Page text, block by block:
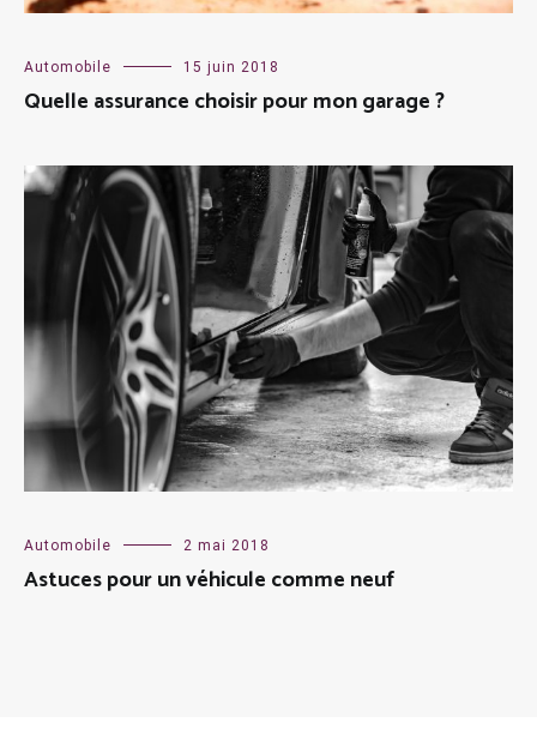
Automobile 15 juin 2018
Quelle assurance choisir pour mon garage ?
Automobile 2 mai 2018
Astuces pour un véhicule comme neuf